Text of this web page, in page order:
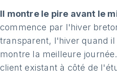
Il montre le pire avant le
commence par l'hiver
transparent, l'hiver quand
montre la meilleure
client existant à côté de